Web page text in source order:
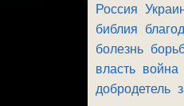
Россия
библия
болезнь
власть война
добродетель